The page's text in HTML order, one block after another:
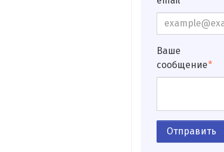
Ваше
сообщение
Отправить